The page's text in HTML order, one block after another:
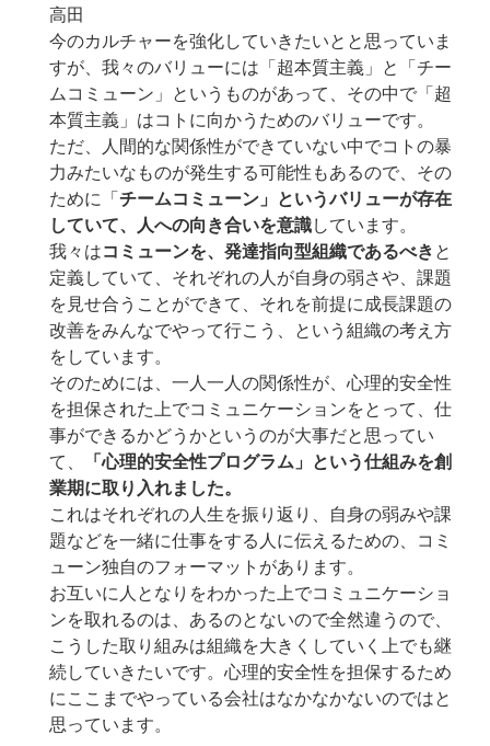
高田
今のカルチャーを強化していきたいとと思っていま
すが、我々のバリューには「超本質主義」と「チー
ムコミューン」というものがあって、その中で「超
本質主義」はコトに向かうためのバリューです。
ただ、人間的な関係性ができていない中でコトの暴
力みたいなものが発生する可能性もあるので、その
ために「チームコミューン」というバリューが存在
していて、人への向き合いを意識しています。
我々はコミューンを、発達指向型組織であるべきと
定義していて、それぞれの人が自身の弱さや、課題
を見せ合うことができて、それを前提に成長課題の
改善をみんなでやって行こう、という組織の考え方
をしています。
そのためには、一人一人の関係性が、心理的安全性
を担保された上でコミュニケーションをとって、仕
事ができるかどうかというのが大事だと思ってい
て、
「心理的安全性プログラム」という仕組みを創
業期に取り入れました。
これはそれぞれの人生を振り返り、自身の弱みや課
題などを一緒に仕事をする人に伝えるための、コミ
ューン独自のフォーマットがあります。
お互いに人となりをわかった上でコミュニケーショ
ンを取れるのは、あるのとないので全然違うので、
こうした取り組みは組織を大きくしていく上でも継
続していきたいです。心理的安全性を担保するため
にここまでやっている会社はなかなかないのではと
思っています。